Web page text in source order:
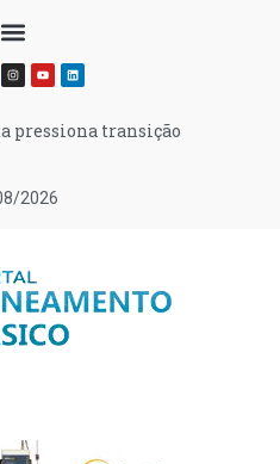
2026
pressiona transição